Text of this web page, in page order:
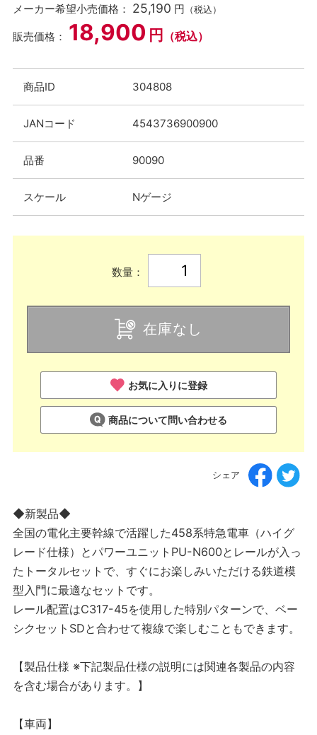
メーカー希望小売価格： 25,190 円 （税込）
販売価格： 18,900 円 （税込）
商品ID 304808
JANコード 4543736900900
品番 90090
スケール Nゲージ
数量：
在庫なし
お気に入りに登録
商品について問い合わせる
シェア
◆新製品◆
全国の電化主要幹線で活躍した458系特急電車（ハイグ
レード仕様）とパワーユニットPU-N600とレールが入っ
たトータルセットで、すぐにお楽しみいただける鉄道模
型入門に最適なセットです。
レール配置はC317-45を使用した特別パターンで、ベー
シクセットSDと合わせて複線で楽しむこともできます。
【製品仕様 ※下記製品仕様の説明には関連各製品の内容
を含む場合があります。】
【車両】